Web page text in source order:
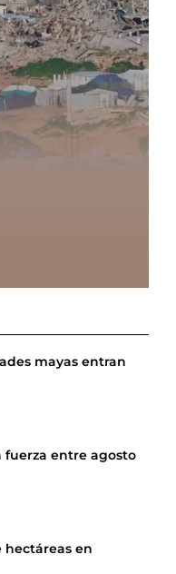
mayas entran
fuerza entre agosto
hectáreas en